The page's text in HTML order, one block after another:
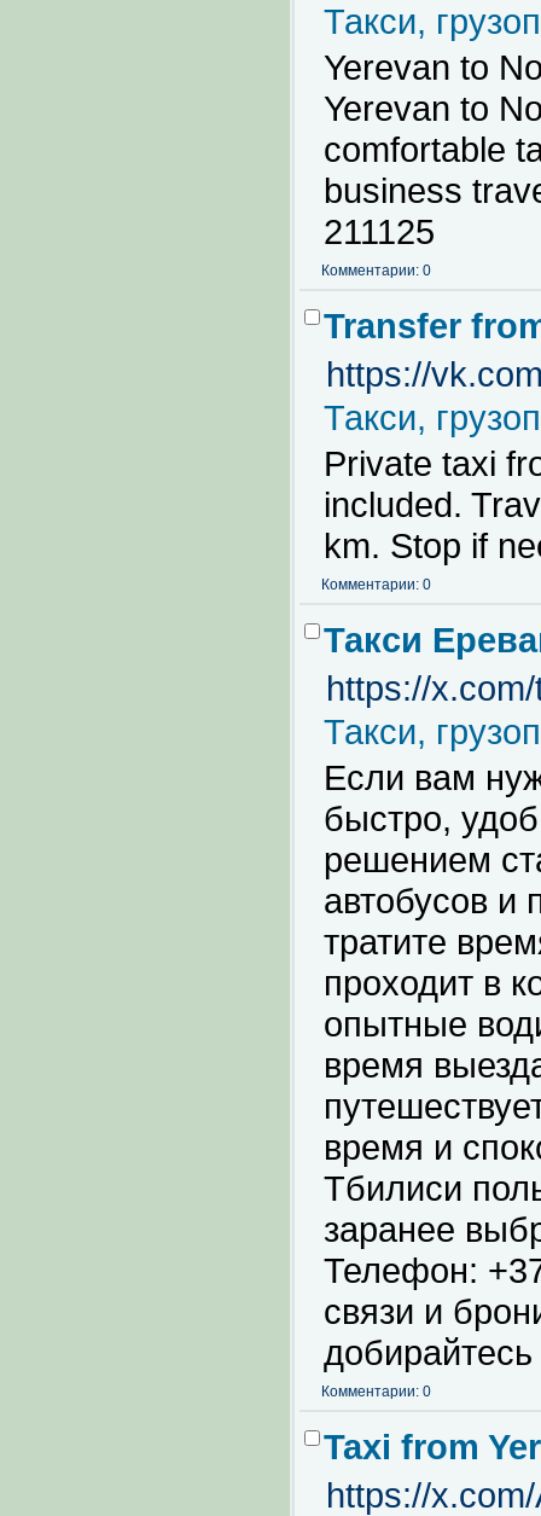
Такси,
Yerevan to
Yerevan to
comfortable
business
211125
Комментарии: 0
Transfer
https://
Такси,
Private taxi
included.
km. Stop if
Комментарии: 0
Такси
https://
Такси,
Если вам
быстро,
решением
автобусов и
тратите
проходит в
опытные
время
время и
Тбилиси
заранее
Телефон:
связи и
Комментарии: 0
Taxi from
https://